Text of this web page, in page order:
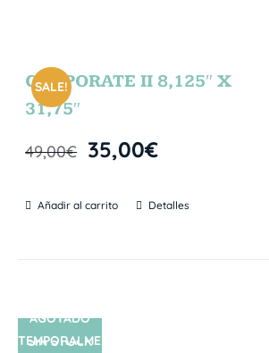
SALE!
CORPORATE II 8,125″ X
31,75″
49,00€ 35,00€
Añadir al carrito Detalles
SIN STOCK
AGOTADO
TEMPORALME